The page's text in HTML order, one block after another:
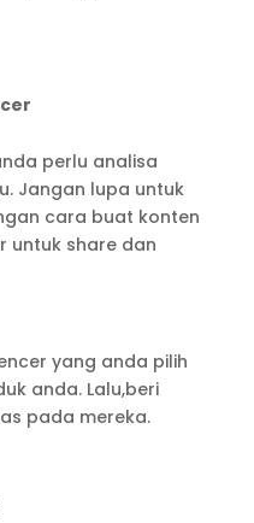
perlu analisa
Jangan lupa untuk
cara buat konten
untuk share dan
yang anda pilih
anda. Lalu,beri
pada mereka.